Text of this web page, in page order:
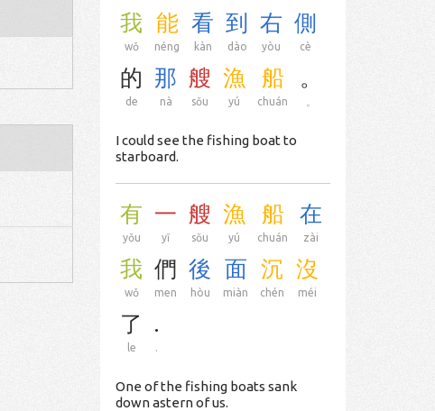
我
wǒ
能
néng
看
kàn
到
dào
右
yòu
側
cè
的
de
那
nà
艘
sōu
漁
yú
船
chuán
。
I could see the fishing boat to
starboard.
有
yǒu
一
yī
艘
sōu
漁
yú
船
chuán
在
zài
我
wǒ
們
men
後
hòu
面
miàn
沉
chén
沒
méi
了
le
.
.
One of the fishing boats sank
down astern of us.